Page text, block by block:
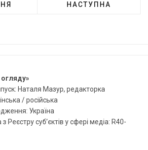
НАСТУПНА
Наталя Мазур, редакторка
/ російська
Україна
Реєстру суб’єктів у сфері медіа: R40-